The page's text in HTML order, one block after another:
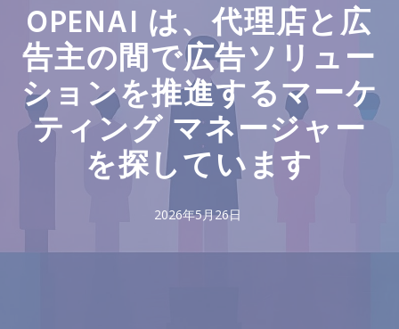
OPENAI は、代理店と広
告主の間で広告ソリュー
ションを推進するマーケ
ティング マネージャー
を探しています
2026年5月26日